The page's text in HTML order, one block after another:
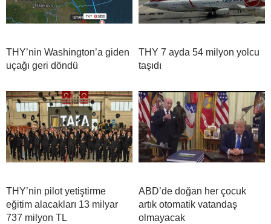
THY’nin Washington’a giden
uçağı geri döndü
THY 7 ayda 54 milyon yolcu
taşıdı
THY’nin pilot yetiştirme
eğitim alacakları 13 milyar
737 milyon TL
ABD’de doğan her çocuk
artık otomatik vatandaş
olmayacak